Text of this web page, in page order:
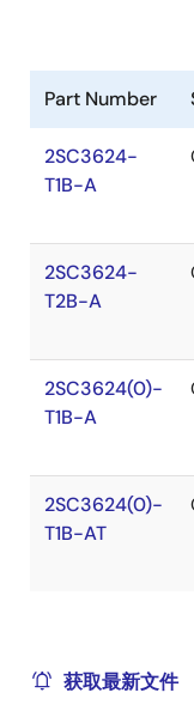
Part Number
2SC3624-
T1B-A
2SC3624-
T2B-A
2SC3624(0)-
T1B-A
2SC3624(0)-
T1B-AT
获取最新文件